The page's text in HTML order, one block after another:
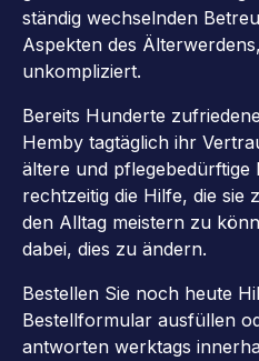
ständig wechselnden
Aspekten des
unkompliziert.
Bereits Hunderte
Hemby tagtäglich ihr
ältere und pflegebedürftige
rechtzeitig die Hilfe, die sie
den Alltag meistern zu
dabei, dies zu ändern.
Bestellen Sie noch heute
Bestellformular ausfüllen
antworten werktags